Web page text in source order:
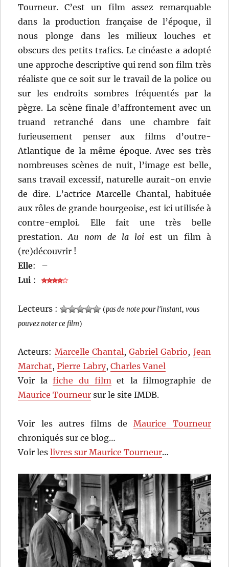
Tourneur. C’est un film assez remarquable
dans la production française de l’époque, il
nous plonge dans les milieux louches et
obscurs des petits trafics. Le cinéaste a adopté
une approche descriptive qui rend son film très
réaliste que ce soit sur le travail de la police ou
sur les endroits sombres fréquentés par la
pègre. La scène finale d’affrontement avec un
truand retranché dans une chambre fait
furieusement penser aux films d’outre-
Atlantique de la même époque. Avec ses très
nombreuses scènes de nuit, l’image est belle,
sans travail excessif, naturelle aurait-on envie
de dire. L’actrice Marcelle Chantal, habituée
aux rôles de grande bourgeoise, est ici utilisée à
contre-emploi. Elle fait une très belle
prestation.Au nom de la loiest un film à
(re)découvrir !
Elle:
–
Lui :
Lecteurs : (pas de note pour l'instant, vous
pouvez noter ce film)
Acteurs: Marcelle Chantal,Gabriel Gabrio, Jean
Marchat,Pierre Labry,Charles Vanel
Voir lafiche du film et la filmographie de
Maurice Tourneur sur le site IMDB.
Voir les autres films deMaurice Tourneur
chroniqués sur ce blog…
Voir leslivres sur Maurice Tourneur…